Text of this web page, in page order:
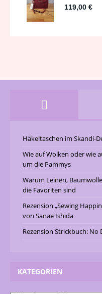
Häkeltaschen im Skandi-
Wie auf Wolken oder wie
um die Pammys
Warum Leinen,
die Favoriten sind
Rezension „Sewing
von Sanae Ishida
Rezension Strickbuch: No
KATEGORIEN